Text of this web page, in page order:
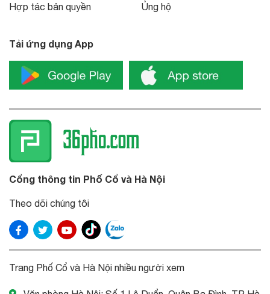
Hợp tác bản quyền Ủng hộ
Tải ứng dụng App
Cổng thông tin Phố Cổ và Hà Nội
Theo dõi chúng tôi
Trang Phố Cổ và Hà Nội nhiều người xem